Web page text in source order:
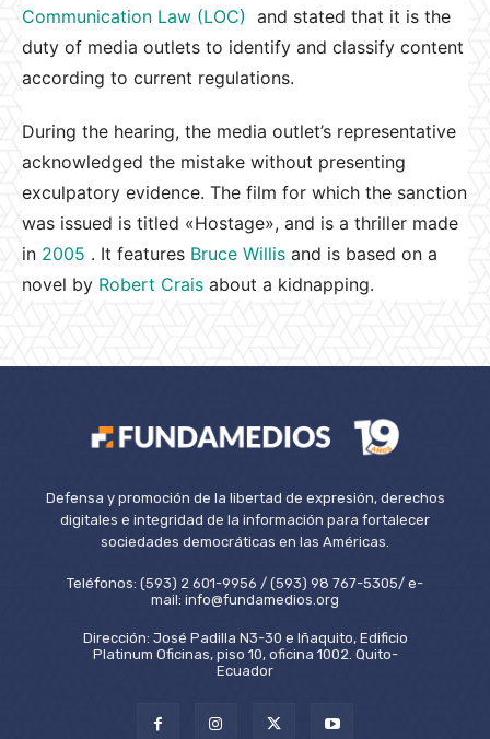
Communication Law (LOC) and stated that it is the
duty of media outlets to identify and classify content
according to current regulations.
During the hearing, the media outlet’s representative
acknowledged the mistake without presenting
exculpatory evidence. The film for which the sanction
was issued is titled «Hostage», and is a thriller made
in 2005 . It features Bruce Willis and is based on a
novel by Robert Crais about a kidnapping.
Defensa y promoción de la libertad de expresión, derechos
digitales e integridad de la información para fortalecer
sociedades democráticas en las Américas.
Teléfonos: (593) 2 601-9956 / (593) 98 767-5305/ e-
mail: info@fundamedios.org
Dirección: José Padilla N3-30 e Iñaquito, Edificio
Platinum Oficinas, piso 10, oficina 1002. Quito-
Ecuador